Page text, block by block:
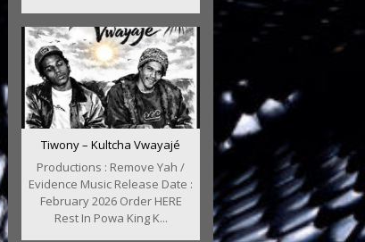
Tiwony – Kultcha Vwayajé
Productions : Remove Yah /
Evidence Music Release Date :
February 2026 Order HERE
Rest In Powa King K...